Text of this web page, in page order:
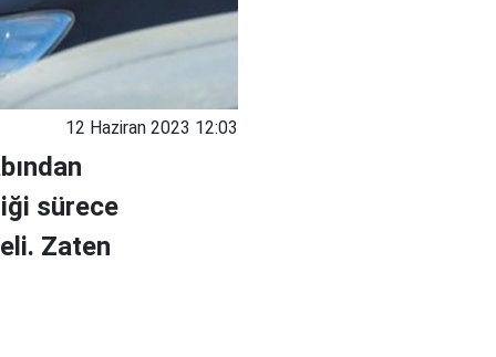
12 Haziran 2023 12:03
sürece
Zaten